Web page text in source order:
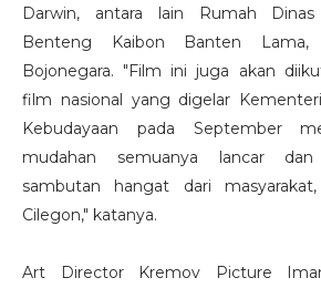
Darwin, antara lain Rumah
Benteng Kaibon Banten
Bojonegara. "Film ini juga akan
film nasional yang digelar
Kebudayaan pada September
mudahan semuanya lancar
sambutan hangat dari
Cilegon," katanya.
Art Director Kremov Picture